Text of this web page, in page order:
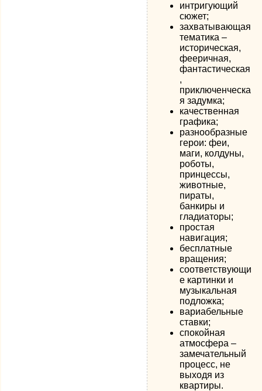
интригующий
сюжет;
захватывающая
тематика –
историческая,
фееричная,
фантастическая
,
приключенческа
я задумка;
качественная
графика;
разнообразные
герои: феи,
маги, колдуны,
роботы,
принцессы,
животные,
пираты,
банкиры и
гладиаторы;
простая
навигация;
бесплатные
вращения;
соответствующи
е картинки и
музыкальная
подложка;
вариабельные
ставки;
спокойная
атмосфера –
замечательный
процесс, не
выходя из
квартиры.